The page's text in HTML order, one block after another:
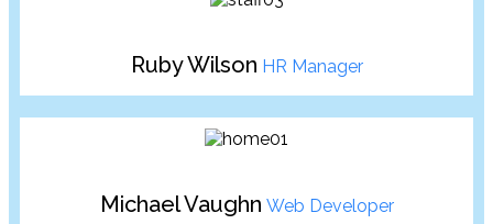
Ruby Wilson HR Manager
Michael Vaughn Web Developer